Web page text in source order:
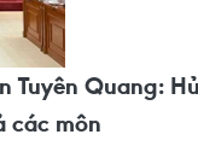
Tuyên Quang:
các môn